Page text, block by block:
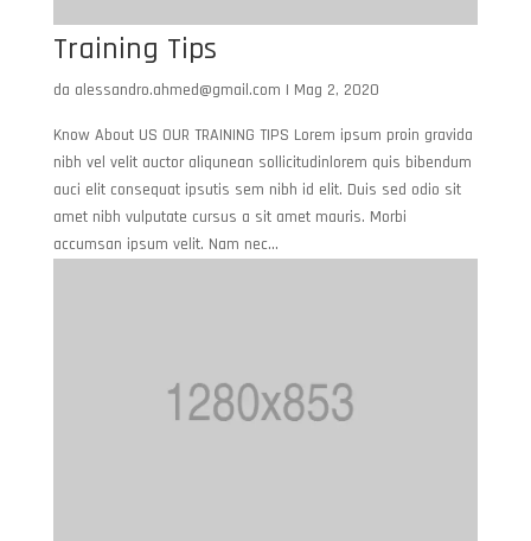
Training Tips
da alessandro.ahmed@gmail.com | Mag 2, 2020
Know About US OUR TRAINING TIPS Lorem ipsum proin gravida
nibh vel velit auctor aliqunean sollicitudinlorem quis bibendum
auci elit consequat ipsutis sem nibh id elit. Duis sed odio sit
amet nibh vulputate cursus a sit amet mauris. Morbi
accumsan ipsum velit. Nam nec...